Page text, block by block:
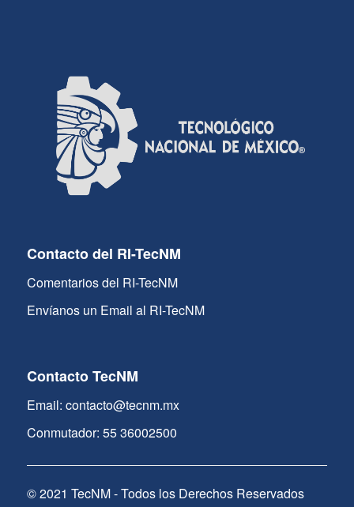
Contacto del RI-TecNM
Comentarios del RI-TecNM
Envíanos un Email al RI-TecNM
Contacto TecNM
Email: contacto@tecnm.mx
Conmutador: 55 36002500
© 2021 TecNM - Todos los Derechos Reservados